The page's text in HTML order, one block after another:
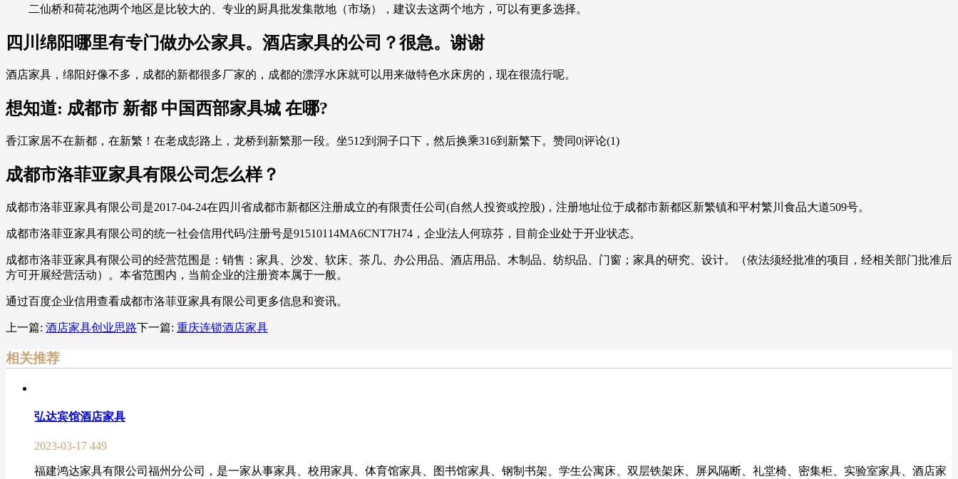
二仙桥和荷花池两个地区是比较大的、专业的厨具批发集散地（市场），建议去这两个地方，可以有更多选择。
四川绵阳哪里有专门做办公家具。酒店家具的公司？很急。谢谢
酒店家具，绵阳好像不多，成都的新都很多厂家的，成都的漂浮水床就可以用来做特色水床房的，现在很流行呢。
想知道: 成都市 新都 中国西部家具城 在哪?
香江家居不在新都，在新繁！在老成彭路上，龙桥到新繁那一段。坐512到洞子口下，然后换乘316到新繁下。赞同0|评论(1)
成都市洛菲亚家具有限公司怎么样？
成都市洛菲亚家具有限公司是2017-04-24在四川省成都市新都区注册成立的有限责任公司(自然人投资或控股)，注册地址位于成都市新都区新繁镇和平村繁川食品大道509号。
成都市洛菲亚家具有限公司的统一社会信用代码/注册号是91510114MA6CNT7H74，企业法人何琼芬，目前企业处于开业状态。
成都市洛菲亚家具有限公司的经营范围是：销售：家具、沙发、软床、茶几、办公用品、酒店用品、木制品、纺织品、门窗；家具的研究、设计。（依法须经批准的项目，经相关部门批准后
方可开展经营活动）。本省范围内，当前企业的注册资本属于一般。
通过百度企业信用查看成都市洛菲亚家具有限公司更多信息和资讯。
上一篇: 酒店家具创业思路下一篇: 重庆连锁酒店家具
相关推荐
弘达宾馆酒店家具
2023-03-17 449
福建鸿达家具有限公司福州分公司，是一家从事家具、校用家具、体育馆家具、图书馆家具、钢制书架、学生公寓床、双层铁架床、屏风隔断、礼堂椅、密集柜、实验室家具、酒店家